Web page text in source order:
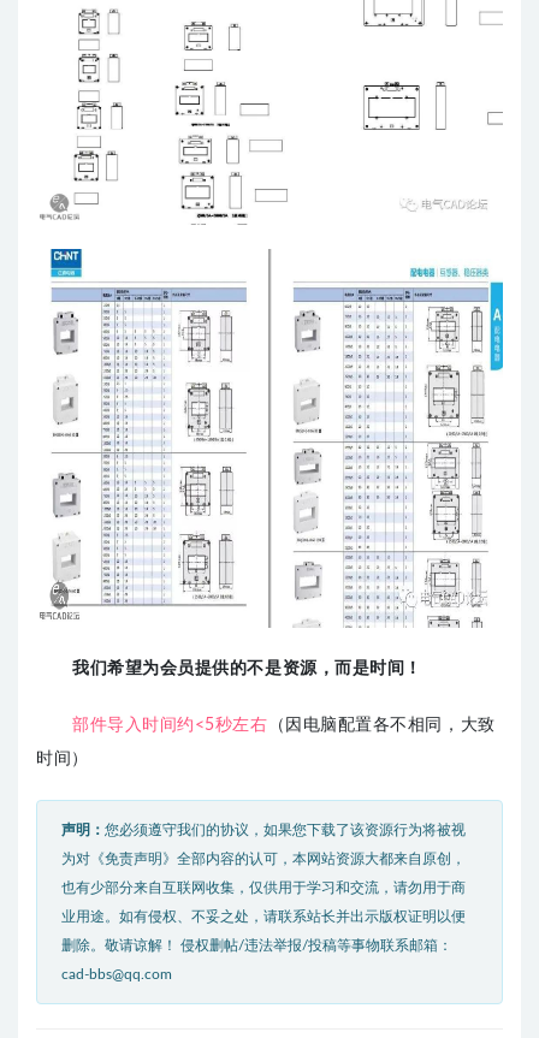
我们希望为会员提供的不是资源，而是时间！
部件导入时间约<5秒左右 （因电脑配置各不相同，大致
时间）
声明： 您必须遵守我们的协议，如果您下载了该资源行为将被视
为对《免责声明》全部内容的认可，本网站资源大都来自原创，
也有少部分来自互联网收集，仅供用于学习和交流，请勿用于商
业用途。如有侵权、不妥之处，请联系站长并出示版权证明以便
删除。敬请谅解！ 侵权删帖/违法举报/投稿等事物联系邮箱：
cad-bbs@qq.com